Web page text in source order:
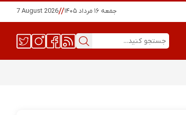
جمعه ۱۶ مرداد ۱۴۰۵ //
7 August 2026